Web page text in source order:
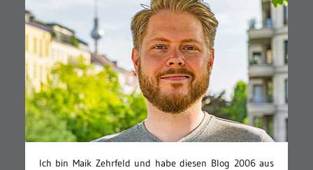
Ich bin Maik Zehrfeld und habe diesen Blog 2006 aus